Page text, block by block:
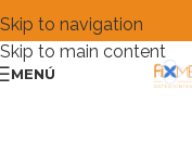
Skip to navigation
Skip to main content
MENÚ